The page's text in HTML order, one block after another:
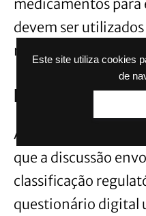
Este site utiliza cookies
de
medicamentos
devem ser
médica e
Empresa
Após a publicação
que a discussão
classificação
questionário digital